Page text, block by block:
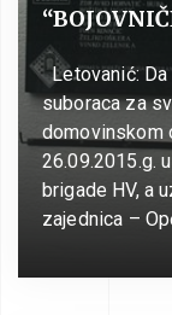
Letovanić: Da
suboraca za
domovinskom
26.09.2015.g.
brigade HV, a
zajednica –